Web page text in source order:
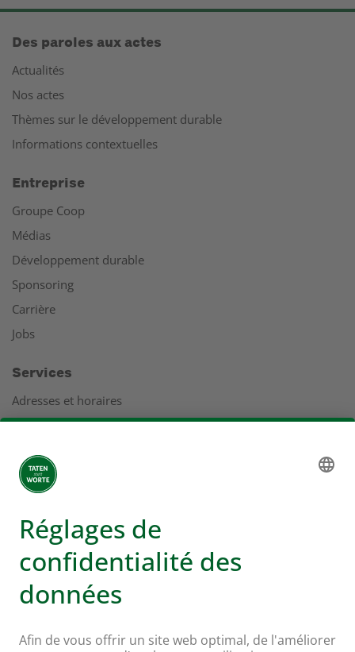
Des paroles aux actes
Actualités
Nos actes
Thèmes sur le développement durable
Informations contextuelles
Entreprise
Groupe Coop
Médias
Développement durable
Sponsoring
Carrière
Jobs
Services
Adresses et horaires
Coopération
Rapport de gestion
Plus d'infos sur Coop
Supermarché en ligne Coop
Enseignes et services
Hello Family Club